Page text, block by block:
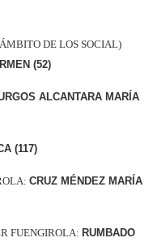
DE LOS SOCIAL)
(52)
ALCANTARA MARÍA
(117)
CRUZ MÉNDEZ MARÍA
FUENGIROLA: RUMBADO